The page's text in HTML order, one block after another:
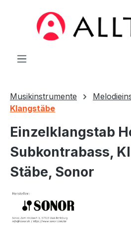
Zum Hauptinhalt springen
Musikinstrumente
Klangstäbe
Einzelklangstab
Subkontrabass,
Stäbe, Sonor